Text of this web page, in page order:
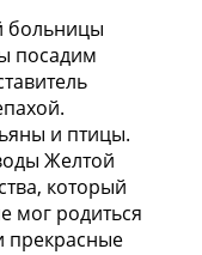
больницы
посадим
и птицы.
Желтой
который
мог родиться
прекрасные